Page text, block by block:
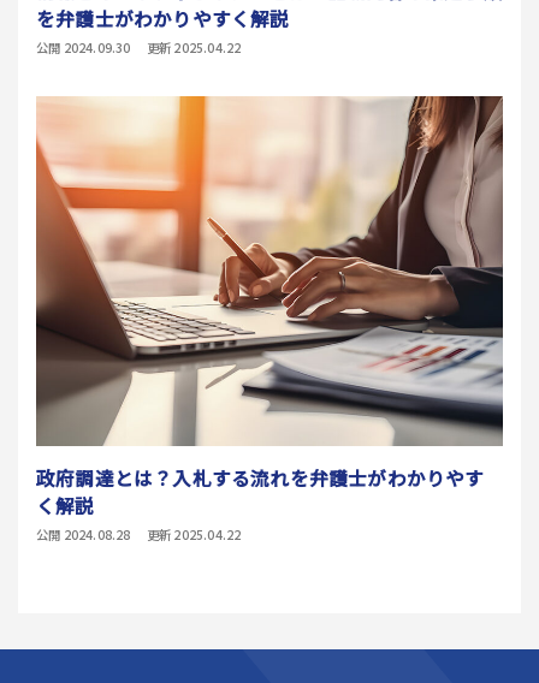
を弁護士がわかりやすく解説
公開 2024.09.30 更新 2025.04.22
政府調達とは？入札する流れを弁護士がわかりやす
く解説
公開 2024.08.28 更新 2025.04.22